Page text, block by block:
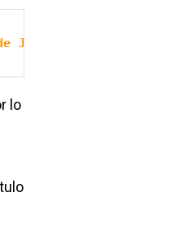
Justicia
lo